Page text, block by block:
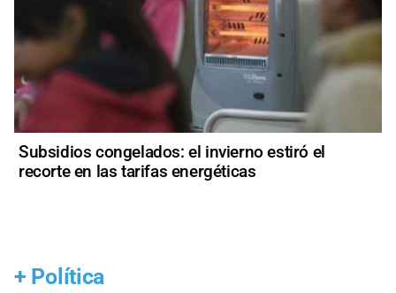
Subsidios congelados: el invierno estiró el
recorte en las tarifas energéticas
+ Política